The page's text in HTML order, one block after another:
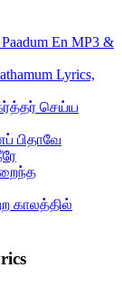
En MP3 &
Lyrics,
கர்த்தர் செய்ய
பிதாவே
காலத்தில்